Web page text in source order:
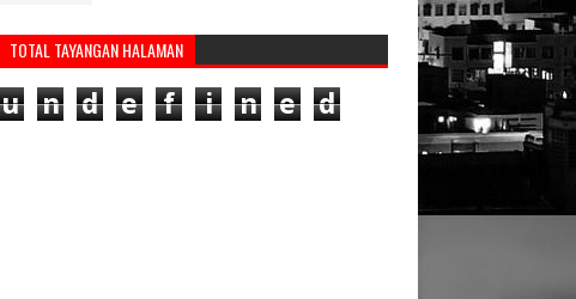
TOTAL TAYANGAN HALAMAN
u n d e f i n e d